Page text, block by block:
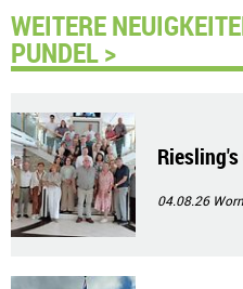
WEITERE
PUNDEL >
04.08.26